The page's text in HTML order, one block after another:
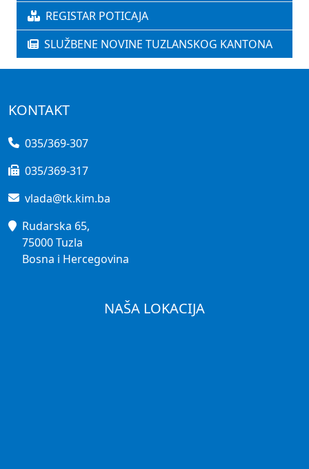
REGISTAR POTICAJA
SLUŽBENE NOVINE TUZLANSKOG KANTONA
KONTAKT
035/369-307
035/369-317
vlada@tk.kim.ba
Rudarska 65,
75000 Tuzla
Bosna i Hercegovina
NAŠA LOKACIJA